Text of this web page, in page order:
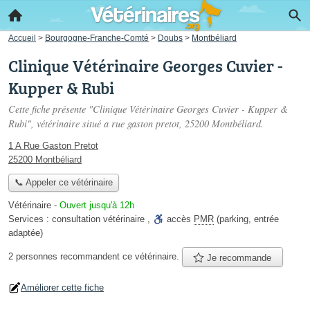
Accueil > Bourgogne-Franche-Comté > Doubs > Montbéliard
Clinique Vétérinaire Georges Cuvier -
Kupper & Rubi
Cette fiche présente "Clinique Vétérinaire Georges Cuvier - Kupper &
Rubi", vétérinaire situé a rue gaston pretot, 25200 Montbéliard.
1 A Rue Gaston Pretot
25200 Montbéliard
📞 Appeler ce vétérinaire
Vétérinaire - Ouvert jusqu'à 12h
Services : consultation vétérinaire , accès PMR (parking, entrée
adaptée)
2 personnes recommandent ce vétérinaire. Je recommande
Améliorer cette fiche